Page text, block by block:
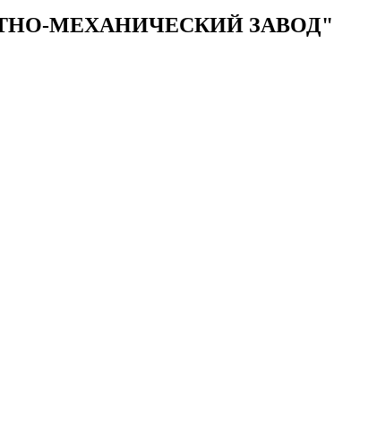
МЕХАНИЧЕСКИЙ ЗАВОД"